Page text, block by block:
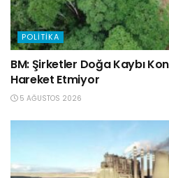
POLITIKA
BM: Şirketler Doğa Kaybı
Hareket Etmiyor
5 AĞUSTOS 2026